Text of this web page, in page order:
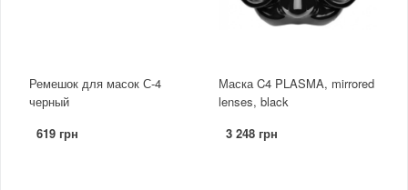
Ремешок для масок С-4
черный
619 грн
Маска C4 PLASMA, mirrored
lenses, black
3 248 грн